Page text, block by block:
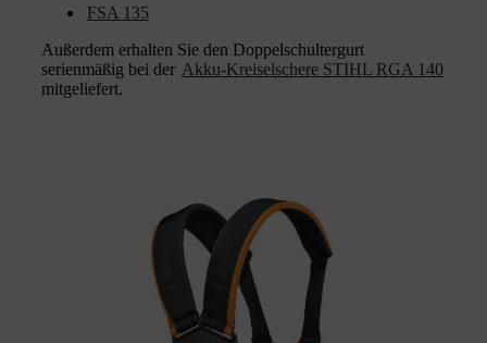
FSA 135
Außerdem erhalten Sie den Doppelschultergurt
serienmäßig bei der Akku-Kreiselschere STIHL RGA 140
mitgeliefert.